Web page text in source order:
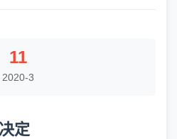
11
2020-3
定